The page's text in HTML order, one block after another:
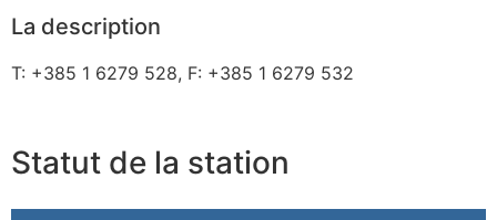
La description
T: +385 1 6279 528, F: +385 1 6279 532
Statut de la station